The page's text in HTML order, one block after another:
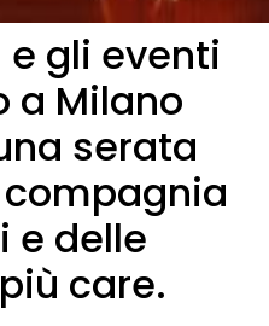
gli eventi
a Milano
serata
e delle
care.